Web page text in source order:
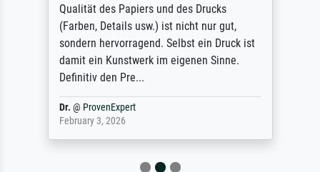
Qualität des Papiers und des Drucks
(Farben, Details usw.) ist nicht nur gut,
sondern hervorragend. Selbst ein Druck ist
damit ein Kunstwerk im eigenen Sinne.
Definitiv den Pre...
Dr. @ ProvenExpert
February 3, 2026